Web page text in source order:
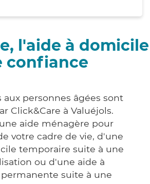
l'aide à domicile
confiance
aux personnes âgées sont
Click&Care à Valuéjols.
aide ménagère pour
votre cadre de vie, d'une
temporaire suite à une
ou d'une aide à
suite à une